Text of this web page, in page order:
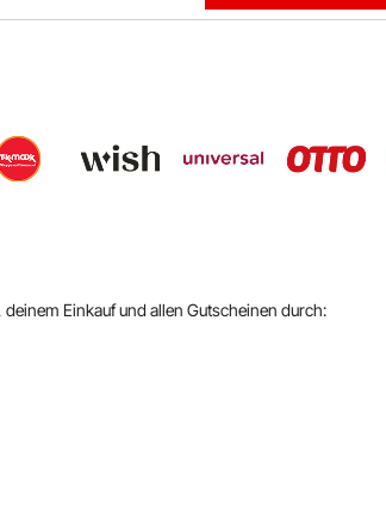
Einkauf und allen Gutscheinen durch: